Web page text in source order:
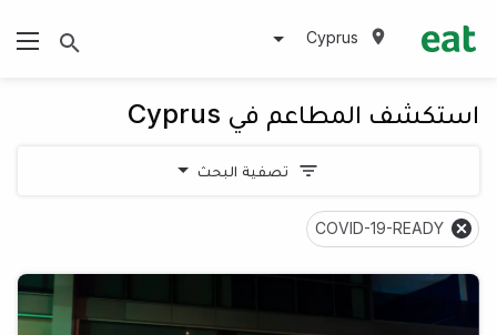
Cyprus
استكشف المطاعم في Cyprus
تصفية البحث
COVID-19-READY